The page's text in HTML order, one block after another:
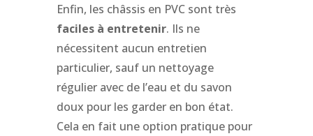
Enfin, les châssis en PVC sont très
faciles à entretenir. Ils ne
nécessitent aucun entretien
particulier, sauf un nettoyage
régulier avec de l’eau et du savon
doux pour les garder en bon état.
Cela en fait une option pratique pour